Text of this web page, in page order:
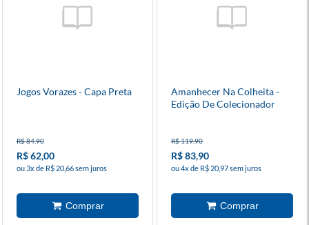
Jogos Vorazes - Capa Preta
R$ 84,90
R$ 62,00
ou 3x de R$ 20,66 sem juros
Amanhecer Na Colheita -
Edição De Colecionador
R$ 119,90
R$ 83,90
ou 4x de R$ 20,97 sem juros